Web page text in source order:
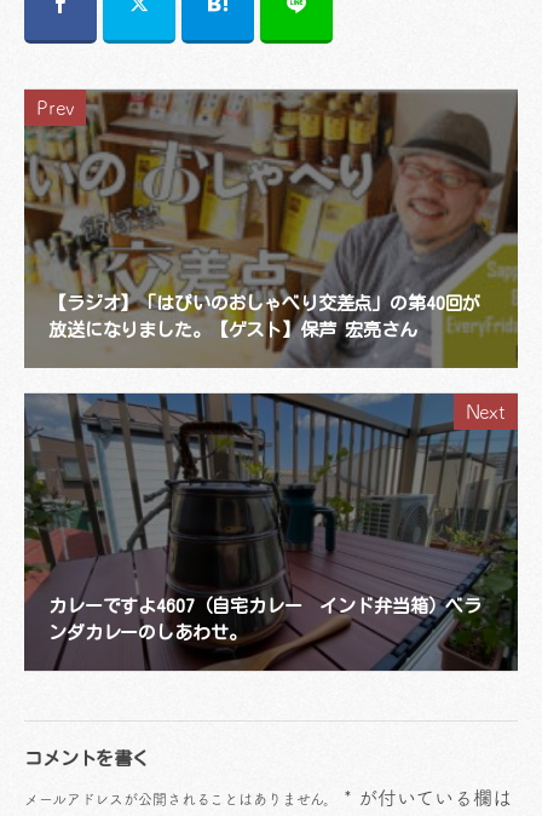
Prev
【ラジオ】「はぴいのおしゃべり交差点」の第40回が
放送になりました。【ゲスト】保芦 宏亮さん
Next
カレーですよ4607（自宅カレー インド弁当箱）ベラ
ンダカレーのしあわせ。
コメントを書く
メールアドレスが公開されることはありません。 * が付いている欄は